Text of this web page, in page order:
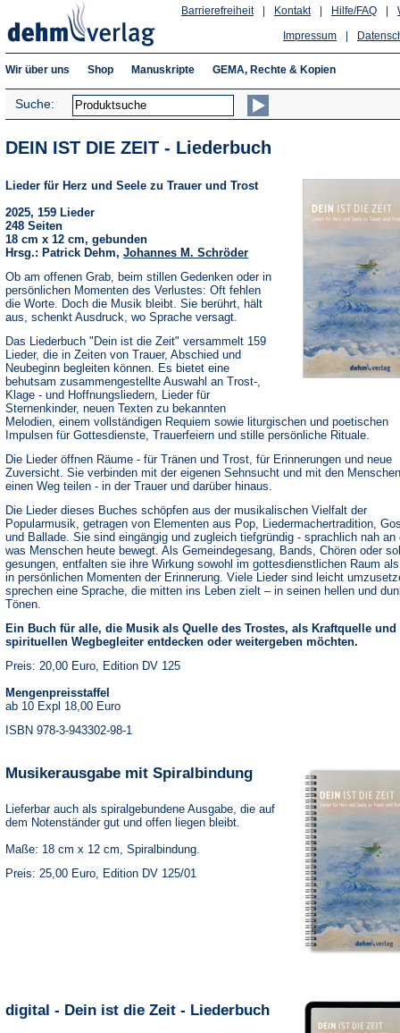
Hilfe/FAQ
Kontakt
Barrierefreiheit
Impressum
Wir über uns Shop Manuskripte GEMA, Rechte & Kopien
Suche:
DEIN IST DIE ZEIT - Liederbuch
Lieder für Herz und Seele zu Trauer und Trost
2025, 159 Lieder
248 Seiten
18 cm x 12 cm, gebunden
Hrsg.: Patrick Dehm, Johannes M. Schröder
Ob am offenen Grab, beim stillen Gedenken oder in
persönlichen Momenten des Verlustes: Oft fehlen
die Worte. Doch die Musik bleibt. Sie berührt, hält
aus, schenkt Ausdruck, wo Sprache versagt.
Das Liederbuch "Dein ist die Zeit" versammelt 159
Lieder, die in Zeiten von Trauer, Abschied und
Neubeginn begleiten können. Es bietet eine
behutsam zusammengestellte Auswahl an Trost-,
Klage - und Hoffnungsliedern, Lieder für
Sternenkinder, neuen Texten zu bekannten
Melodien, einem vollständigen Requiem sowie liturgischen und poetischen
Impulsen für Gottesdienste, Trauerfeiern und stille persönliche Rituale.
Die Lieder öffnen Räume - für Tränen und Trost, für Erinnerungen und neue
Zuversicht. Sie verbinden mit der eigenen Sehnsucht und mit den
einen Weg teilen - in der Trauer und darüber hinaus.
Die Lieder dieses Buches schöpfen aus der musikalischen Vielfalt der
Popularmusik, getragen von Elementen aus Pop, Liedermachertradition,
und Ballade. Sie sind eingängig und zugleich tiefgründig - sprachlich nah an
was Menschen heute bewegt. Als Gemeindegesang, Bands, Chören oder
gesungen, entfalten sie ihre Wirkung sowohl im gottesdienstlichen Raum
in persönlichen Momenten der Erinnerung. Viele Lieder sind leicht
sprechen eine Sprache, die mitten ins Leben zielt – in seinen hellen und
Tönen.
Ein Buch für alle, die Musik als Quelle des Trostes, als Kraftquelle und
spirituellen Wegbegleiter entdecken oder weitergeben möchten.
Preis: 20,00 Euro, Edition DV 125
Mengenpreisstaffel
ab 10 Expl 18,00 Euro
ISBN 978-3-943302-98-1
Musikerausgabe mit Spiralbindung
Lieferbar auch als spiralgebundene Ausgabe, die auf
dem Notenständer gut und offen liegen bleibt.
Maße: 18 cm x 12 cm, Spiralbindung.
Preis: 25,00 Euro, Edition DV 125/01
digital - Dein ist die Zeit - Liederbuch